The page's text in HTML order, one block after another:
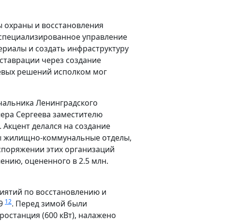
и восстановления
управление
и создать инфраструктуру
через создание
решений исполком мог
Ленинградского
Сергеева заместителю
. Акцент делался на создание
жилищно-коммунальные отделы,
этих организаций
оцененного в 2.5 млн.
по восстановлению и
12. Перед зимой были
(600 кВт), налажено